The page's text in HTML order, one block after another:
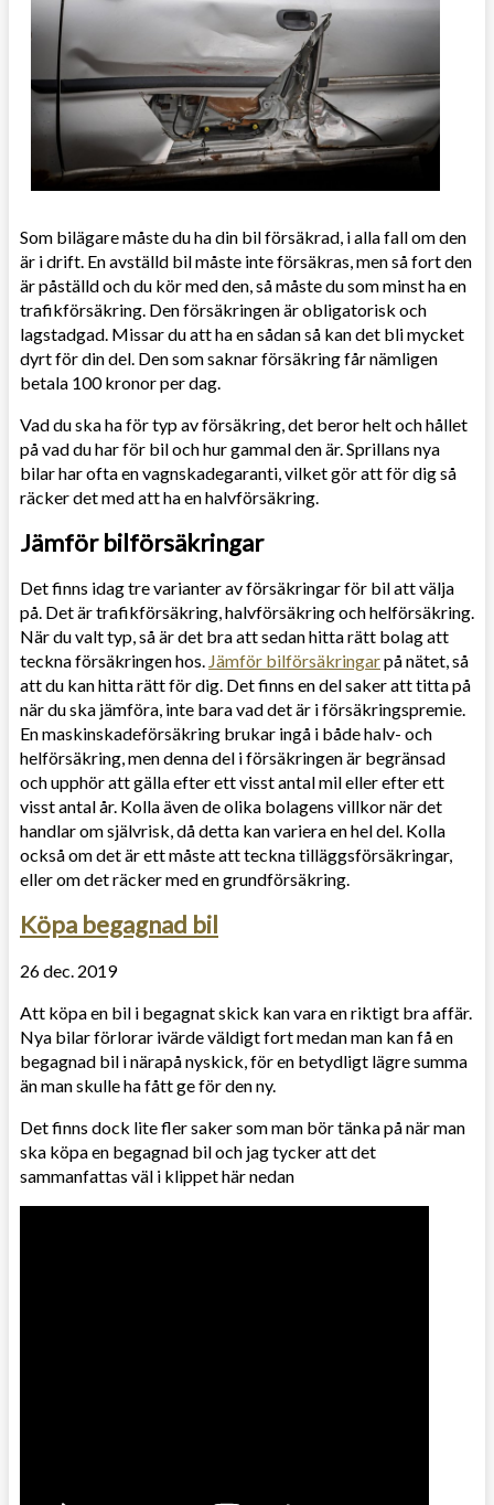
Som bilägare måste du ha din bil försäkrad, i alla fall om den
är i drift. En avställd bil måste inte försäkras, men så fort den
är påställd och du kör med den, så måste du som minst ha en
trafikförsäkring. Den försäkringen är obligatorisk och
lagstadgad. Missar du att ha en sådan så kan det bli mycket
dyrt för din del. Den som saknar försäkring får nämligen
betala 100 kronor per dag.
Vad du ska ha för typ av försäkring, det beror helt och hållet
på vad du har för bil och hur gammal den är. Sprillans nya
bilar har ofta en vagnskadegaranti, vilket gör att för dig så
räcker det med att ha en halvförsäkring.
Jämför bilförsäkringar
Det finns idag tre varianter av försäkringar för bil att välja
på. Det är trafikförsäkring, halvförsäkring och helförsäkring.
När du valt typ, så är det bra att sedan hitta rätt bolag att
teckna försäkringen hos. Jämför bilförsäkringarpå nätet, så
att du kan hitta rätt för dig. Det finns en del saker att titta på
när du ska jämföra, inte bara vad det är i försäkringspremie.
En maskinskadeförsäkring brukar ingå i både halv- och
helförsäkring, men denna del i försäkringen är begränsad
och upphör att gälla efter ett visst antal mil eller efter ett
visst antal år. Kolla även de olika bolagens villkor när det
handlar om självrisk, då detta kan variera en hel del. Kolla
också om det är ett måste att teckna tilläggsförsäkringar,
eller om det räcker med en grundförsäkring.
Köpa begagnad bil
26 dec. 2019
Att köpa en bil i begagnat skick kan vara en riktigt bra affär.
Nya bilar förlorar ivärde väldigt fort medan man kan få en
begagnad bil i närapå nyskick, för en betydligt lägre summa
än man skulle ha fått ge för den ny.
Det finns dock lite fler saker som man bör tänka på när man
ska köpa en begagnad bil och jag tycker att det
sammanfattas väl i klippet här nedan